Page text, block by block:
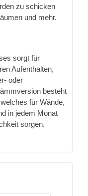
zu schicken
und mehr.
sorgt für
Aufenthalten,
oder
besteht
für Wände,
in jedem Monat
sorgen.